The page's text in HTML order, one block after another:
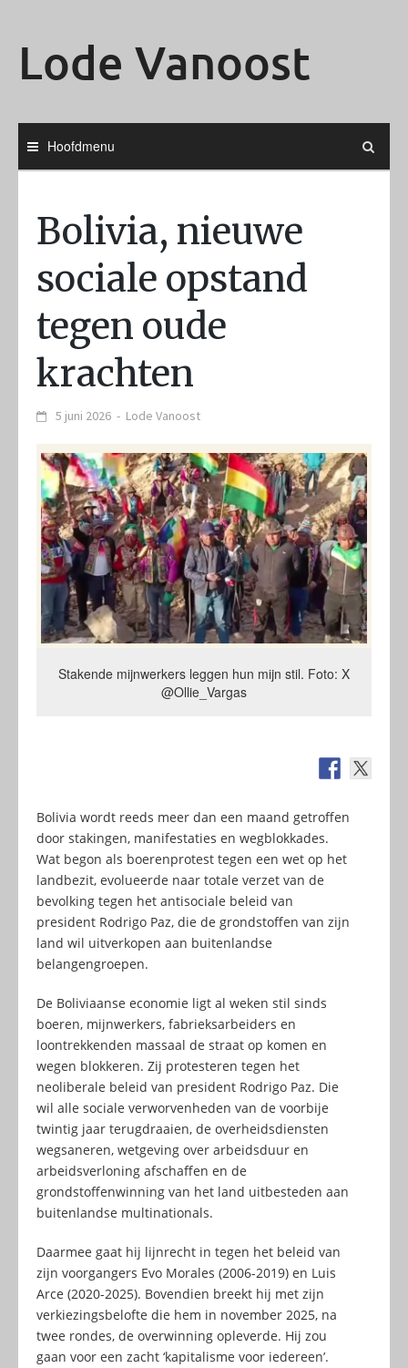
Lode Vanoost
Hoofdmenu
Bolivia, nieuwe
sociale opstand
tegen oude
krachten
5 juni 2026 - Lode Vanoost
Stakende mijnwerkers leggen hun mijn stil. Foto: X
@Ollie_Vargas
Bolivia wordt reeds meer dan een maand getroffen
door stakingen, manifestaties en wegblokkades.
Wat begon als boerenprotest tegen een wet op het
landbezit, evolueerde naar totale verzet van de
bevolking tegen het antisociale beleid van
president Rodrigo Paz, die de grondstoffen van zijn
land wil uitverkopen aan buitenlandse
belangengroepen.
De Boliviaanse economie ligt al weken stil sinds
boeren, mijnwerkers, fabrieksarbeiders en
loontrekkenden massaal de straat op komen en
wegen blokkeren. Zij protesteren tegen het
neoliberale beleid van president Rodrigo Paz. Die
wil alle sociale verworvenheden van de voorbije
twintig jaar terugdraaien, de overheidsdiensten
wegsaneren, wetgeving over arbeidsduur en
arbeidsverloning afschaffen en de
grondstoffenwinning van het land uitbesteden aan
buitenlandse multinationals.
Daarmee gaat hij lijnrecht in tegen het beleid van
zijn voorgangers Evo Morales (2006-2019) en Luis
Arce (2020-2025). Bovendien breekt hij met zijn
verkiezingsbelofte die hem in november 2025, na
twee rondes, de overwinning opleverde. Hij zou
gaan voor een zacht ‘kapitalisme voor iedereen’.